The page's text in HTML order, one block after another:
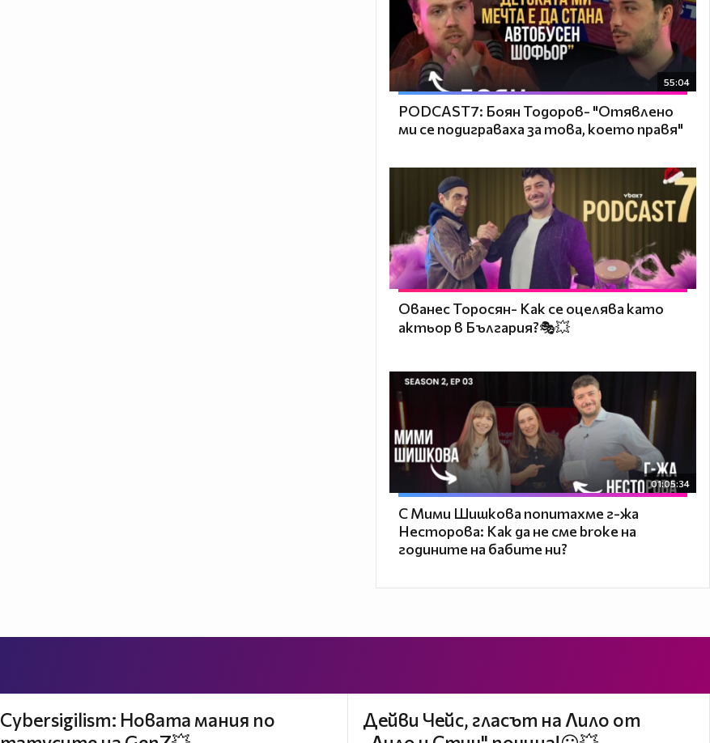
Cybersigilism: Новата мания по
Дейви Чейс, гласът на Лило от
55:04
PODCAST7: ‪Боян Тодоров- "Отявлено
ми се подиграваха за това, което правя"
Ованес Торосян- Как се оцелява като
актьор в България?🎭💥
01:05:34
С Мими Шишкова попитахме г-жа
Несторова: Как да не сме broke на
годините на бабите ни?